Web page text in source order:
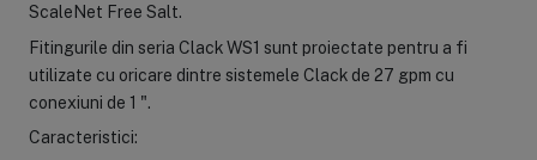
ScaleNet Free Salt.
Fitingurile din seria Clack WS1 sunt proiectate pentru a fi
utilizate cu oricare dintre sistemele Clack de 27 gpm cu
conexiuni de 1 ".
Caracteristici: